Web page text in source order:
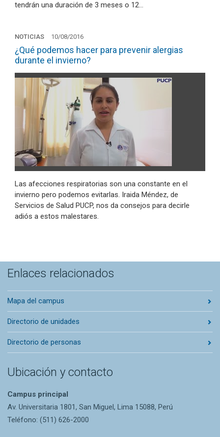
tendrán una duración de 3 meses o 12…
NOTICIAS 10/08/2016
¿Qué podemos hacer para prevenir alergias
durante el invierno?
Las afecciones respiratorias son una constante en el
invierno pero podemos evitarlas. Iraida Méndez, de
Servicios de Salud PUCP, nos da consejos para decirle
adiós a estos malestares.
Enlaces relacionados
Mapa del campus
Directorio de unidades
Directorio de personas
Ubicación y contacto
Campus principal
Av. Universitaria 1801, San Miguel, Lima 15088, Perú
Teléfono: (511) 626-2000